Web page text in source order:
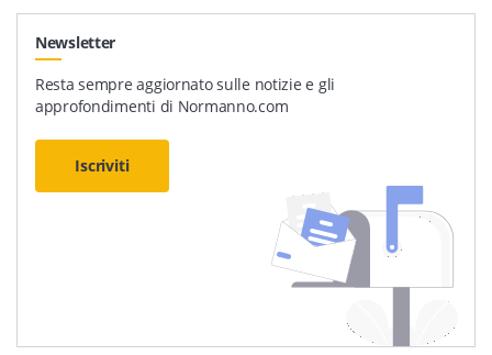
Newsletter
Resta sempre aggiornato sulle notizie e gli
approfondimenti di Normanno.com
Iscriviti